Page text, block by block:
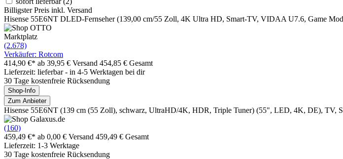
Billigster Preis inkl. Versand
Hisense 55E6NT DLED-Fernseher (139,00 cm/55 Zoll, 4K Ultra HD, Smart-TV, VIDAA U7.6, Game
Marktplatz
(2.678)
Verkäufer: Rotcom
414,90 €* ab 39,95 € Versand 454,85 € Gesamt
Lieferzeit: lieferbar - in 4-5 Werktagen bei dir
30 Tage kostenfreie Rücksendung
Shop-Info
Zum Anbieter
Hisense 55E6NT (139 cm (55 Zoll), schwarz, UltraHD/4K, HDR, Triple Tuner) (55", LED, 4K, DE), TV,
(160)
459,49 €* ab 0,00 € Versand 459,49 € Gesamt
Lieferzeit: 1-3 Werktage
30 Tage kostenfreie Rücksendung